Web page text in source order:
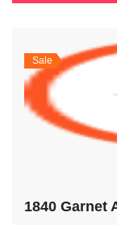
Sale
1840 Garnet